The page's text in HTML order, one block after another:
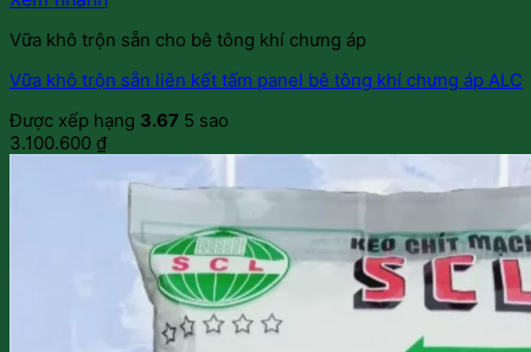
Vữa khô trộn sẵn cho bê tông khí chưng áp
Vữa khô trộn sẵn liên kết tấm panel bê tông khí chưng áp ALC
Được xếp hạng 3.67 5 sao
3.100.600 ₫